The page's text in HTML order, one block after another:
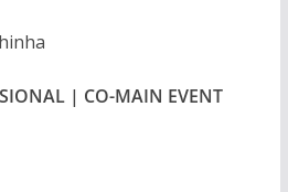
| CO-MAIN EVENT